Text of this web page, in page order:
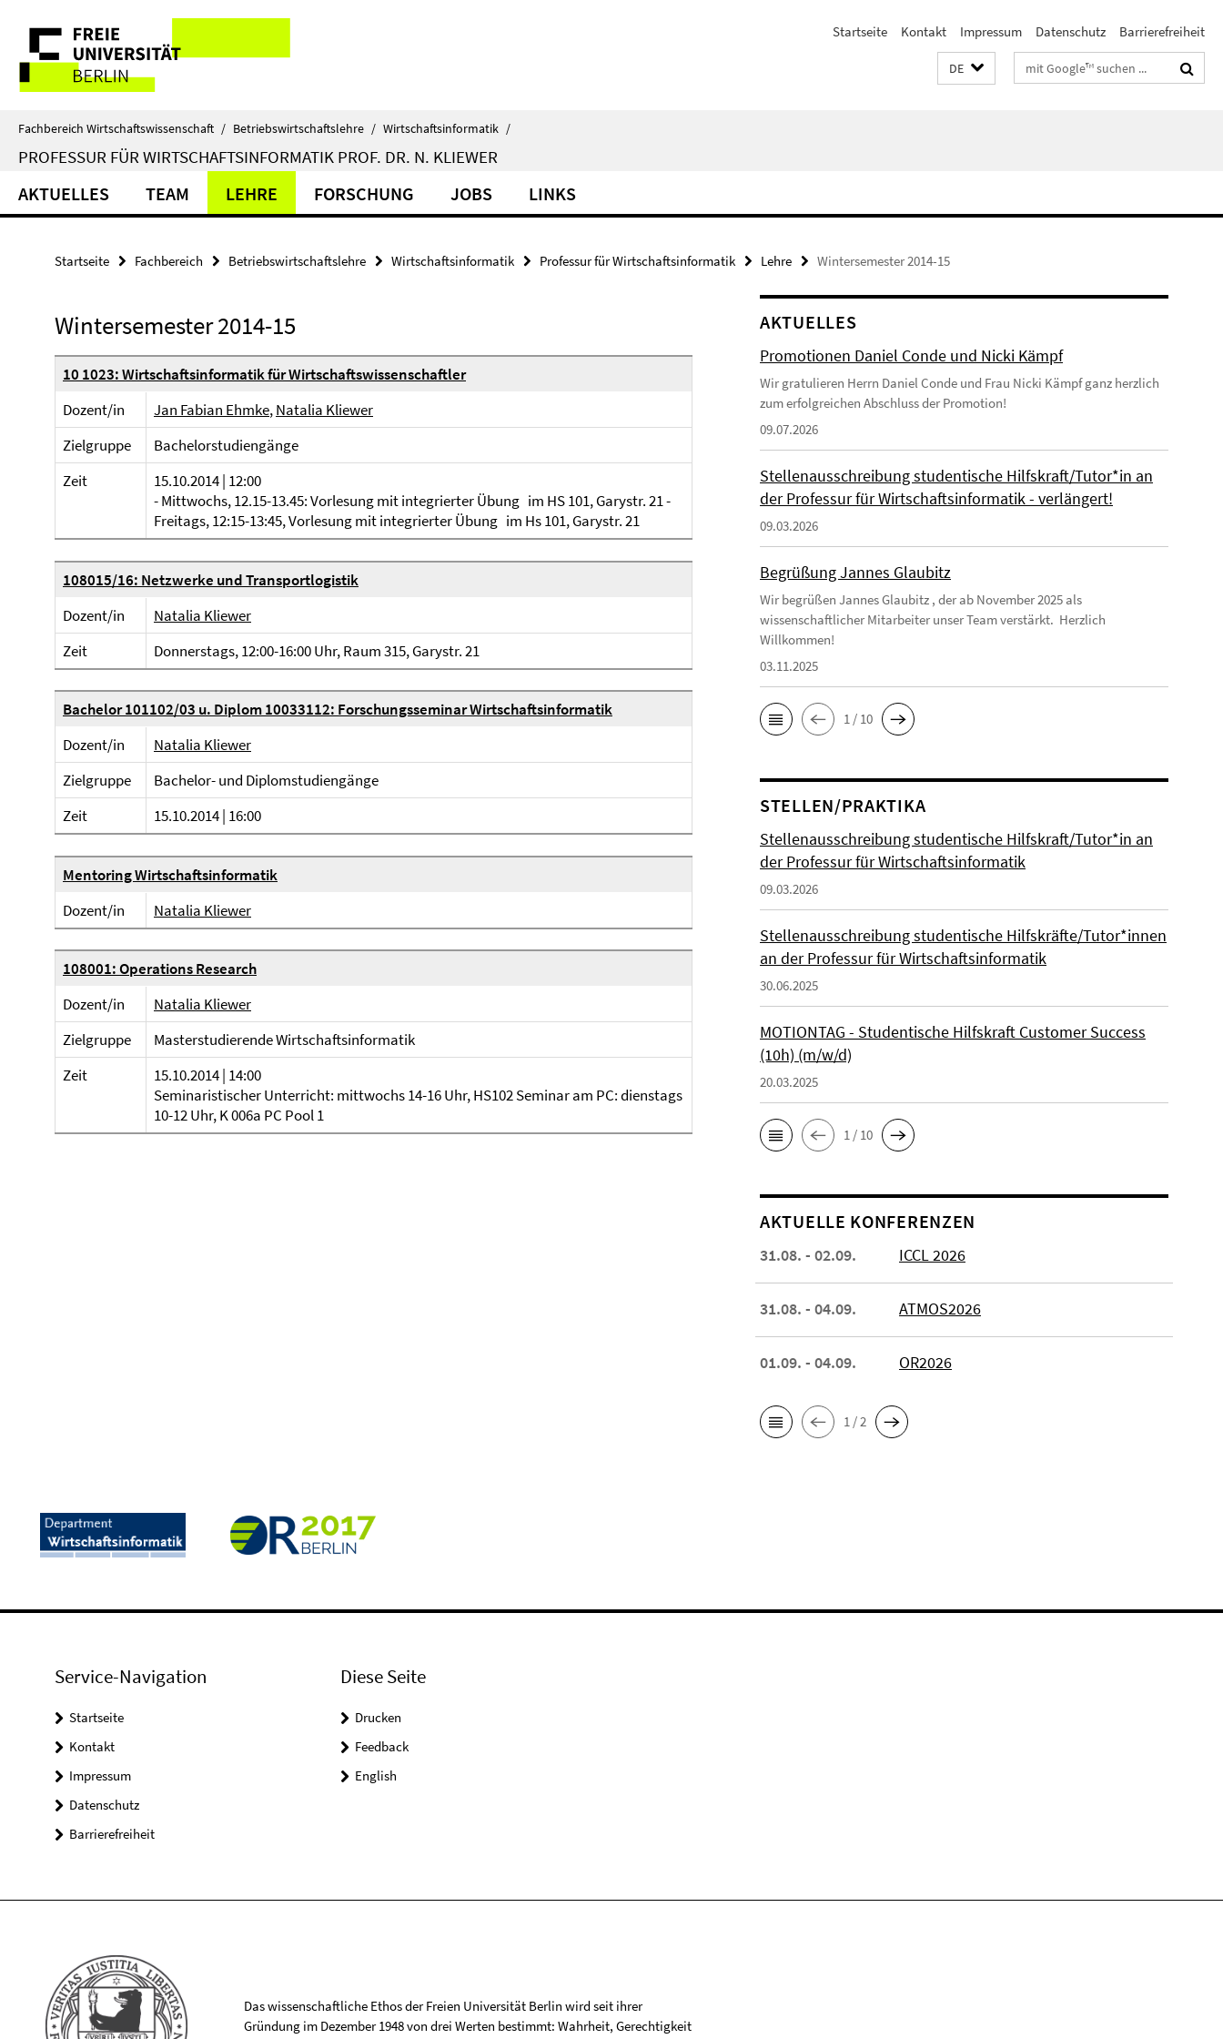
direkt
Inhalt
Service-
Navigation
Startseite Kontakt Impressum Datenschutz Barrierefreiheit
DE Suchbegriffe
Fachbereich Wirtschaftswissenschaft / Betriebswirtschaftslehre / Wirtschaftsinformatik /
PROFESSUR FÜR WIRTSCHAFTSINFORMATIK PROF. DR. N. KLIEWER
AKTUELLES TEAM LEHRE FORSCHUNG JOBS LINKS
Startseite Fachbereich Betriebswirtschaftslehre Wirtschaftsinformatik Professur für Wirtschaftsinformatik Lehre Wintersemester 2014-15
Wintersemester 2014-15
10 1023: Wirtschaftsinformatik für Wirtschaftswissenschaftler
Dozent/in
Jan Fabian Ehmke,Natalia Kliewer
Zielgruppe
Bachelorstudiengänge
Zeit
15.10.2014 | 12:00
- Mittwochs, 12.15-13.45: Vorlesung mit integrierter Übung im HS 101, Garystr. 21 -
Freitags, 12:15-13:45, Vorlesung mit integrierter Übung im Hs 101, Garystr. 21
108015/16: Netzwerke und Transportlogistik
Dozent/in
Natalia Kliewer
Zeit
Donnerstags, 12:00-16:00 Uhr, Raum 315, Garystr. 21
Bachelor 101102/03 u. Diplom 10033112: Forschungsseminar Wirtschaftsinformatik
Dozent/in
Natalia Kliewer
Zielgruppe
Bachelor- und Diplomstudiengänge
Zeit
15.10.2014 | 16:00
Mentoring Wirtschaftsinformatik
Dozent/in
Natalia Kliewer
108001: Operations Research
Dozent/in
Natalia Kliewer
Zielgruppe
Masterstudierende Wirtschaftsinformatik
Zeit
15.10.2014 | 14:00
Seminaristischer Unterricht: mittwochs 14-16 Uhr, HS102 Seminar am PC: dienstags
10-12 Uhr, K 006a PC Pool 1
AKTUELLES
Promotionen Daniel Conde und Nicki Kämpf
Wir gratulieren Herrn Daniel Conde und Frau Nicki Kämpf ganz herzlich
zum erfolgreichen Abschluss der Promotion!
09.07.2026
Stellenausschreibung studentische Hilfskraft/Tutor*in an
der Professur für Wirtschaftsinformatik - verlängert!
09.03.2026
Begrüßung Jannes Glaubitz
Wir begrüßen Jannes Glaubitz , der ab November 2025 als
wissenschaftlicher Mitarbeiter unser Team verstärkt. Herzlich
Willkommen!
03.11.2025
1 / 10
STELLEN/PRAKTIKA
Stellenausschreibung studentische Hilfskraft/Tutor*in an
der Professur für Wirtschaftsinformatik
09.03.2026
Stellenausschreibung studentische Hilfskräfte/Tutor*innen
an der Professur für Wirtschaftsinformatik
30.06.2025
MOTIONTAG - Studentische Hilfskraft Customer Success
(10h) (m/w/d)
20.03.2025
1 / 10
AKTUELLE KONFERENZEN
31.08. - 02.09. ICCL 2026
31.08. - 04.09. ATMOS2026
01.09. - 04.09. OR2026
1 / 2
Service-Navigation
Startseite
Kontakt
Impressum
Datenschutz
Barrierefreiheit
Diese Seite
Drucken
Feedback
English
Das wissenschaftliche Ethos der Freien Universität Berlin wird seit ihrer
Gründung im Dezember 1948 von drei Werten bestimmt: Wahrheit, Gerechtigkeit